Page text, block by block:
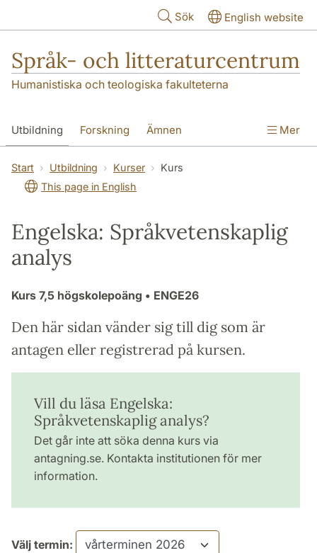
Sök English website
Språk- och litteraturcentrum
Humanistiska och teologiska fakulteterna
Utbildning Forskning Ämnen
SOL-husen Kontakt Institutionen
översättning till svenska
Mer
Start Utbildning Kurser
Kurs
This page in English
Engelska: Språkvetenskaplig
analys
Kurs 7,5 högskolepoäng • ENGE26
Den här sidan vänder sig till dig som är
antagen eller registrerad på kursen.
Vill du läsa Engelska:
Språkvetenskaplig analys?
Det går inte att söka denna kurs via
antagning.se. Kontakta institutionen för mer
information.
Välj termin: